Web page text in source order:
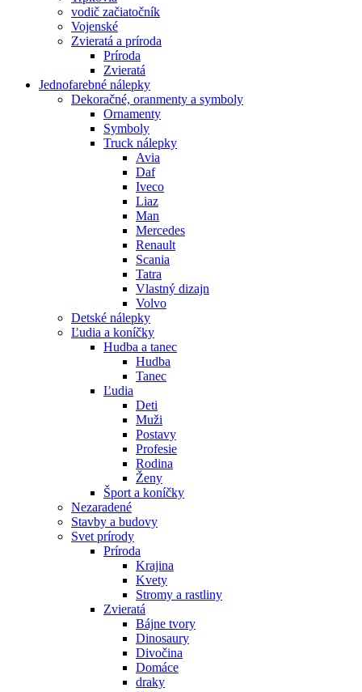
vodič začiatočník
Vojenské
Zvieratá a príroda
Príroda
Zvieratá
Jednofarebné nálepky
Dekoračné, oranmenty a symboly
Ornamenty
Symboly
Truck nálepky
Avia
Daf
Iveco
Liaz
Man
Mercedes
Renault
Scania
Tatra
Vlastný dizajn
Volvo
Detské nálepky
Ľudia a koníčky
Hudba a tanec
Hudba
Tanec
Ľudia
Deti
Muži
Postavy
Profesie
Rodina
Ženy
Šport a koníčky
Nezaradené
Stavby a budovy
Svet prírody
Príroda
Krajina
Kvety
Stromy a rastliny
Zvieratá
Bájne tvory
Dinosaury
Divočina
Domáce
draky